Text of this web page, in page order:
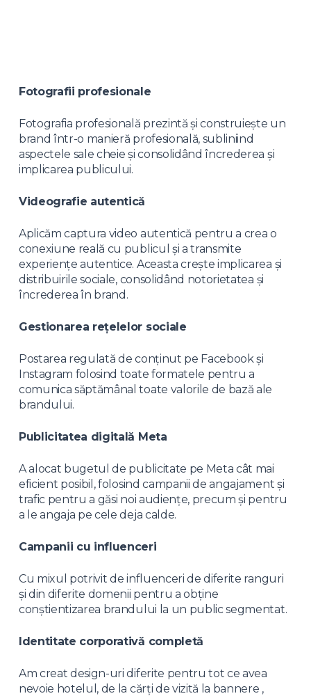
Fotografii profesionale
Fotografia profesională prezintă și construiește un
brand într-o manieră profesională, subliniind
aspectele sale cheie și consolidând încrederea și
implicarea publicului.
Videografie autentică
Aplicăm captura video autentică pentru a crea o
conexiune reală cu publicul și a transmite
experiențe autentice. Aceasta crește implicarea și
distribuirile sociale, consolidând notorietatea și
încrederea în brand.
Gestionarea rețelelor sociale
Postarea regulată de conținut pe Facebook și
Instagram folosind toate formatele pentru a
comunica săptămânal toate valorile de bază ale
brandului.
Publicitatea digitală Meta
A alocat bugetul de publicitate pe Meta cât mai
eficient posibil, folosind campanii de angajament și
trafic pentru a găsi noi audiențe, precum și pentru
a le angaja pe cele deja calde.
Campanii cu influenceri
Cu mixul potrivit de influenceri de diferite ranguri
și din diferite domenii pentru a obține
conștientizarea brandului la un public segmentat.
Identitate corporativă completă
Am creat design-uri diferite pentru tot ce avea
nevoie hotelul, de la cărți de vizită la bannere ,